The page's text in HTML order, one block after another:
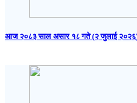
आज २०८३ साल असार १८ गते (२ जुलाई २०२६)